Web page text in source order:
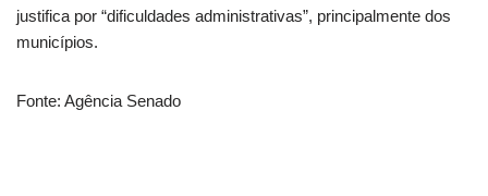
justifica por “dificuldades administrativas”, principalmente dos
municípios.
Fonte: Agência Senado